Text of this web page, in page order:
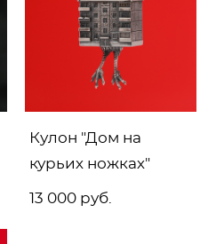
Кулон "Дом на
курьих ножках"
13 000 pуб.